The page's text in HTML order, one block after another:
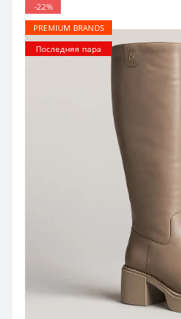
-22%
PREMIUM BRANDS
Последняя пара